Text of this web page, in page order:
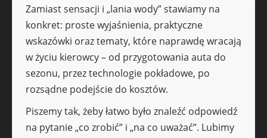
Zamiast sensacji i „lania wody” stawiamy na
konkret: proste wyjaśnienia, praktyczne
wskazówki oraz tematy, które naprawdę wracają
w życiu kierowcy – od przygotowania auta do
sezonu, przez technologie pokładowe, po
rozsądne podejście do kosztów.
Piszemy tak, żeby łatwo było znaleźć odpowiedź
na pytanie „co zrobić” i „na co uważać”. Lubimy